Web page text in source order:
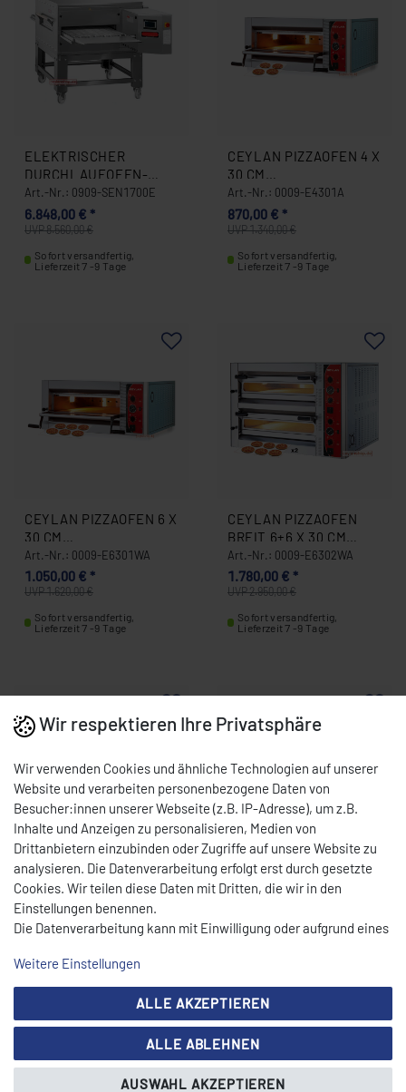
ELEKTRISCHER
DURCHLAUFOFEN-
PIZZAOFEN (VERKAUF
NUR IN NRW, UMKREIS
ESSEN 100 KM) 0909-
Art.-Nr.: 0909-SEN1700E
UVP 8.560,00 €
6.848,00 € *
Sofort versandfertig,
Lieferzeit 7 -9 Tage
CEYLAN PIZZAOFEN 4 X
30 CM
ANALOG/ELEKTRO
0009-E4301A
Art.-Nr.: 0009-E4301A
UVP 1.340,00 €
870,00 € *
Sofort versandfertig,
Lieferzeit 7 -9 Tage
CEYLAN PIZZAOFEN 6 X
30 CM
ANALOG/ELEKTRO
(ANGEBOT) 0009-
E6301WA
Art.-Nr.: 0009-E6301WA
UVP 1.620,00 €
1.050,00 € *
Sofort versandfertig,
Lieferzeit 7 -9 Tage
CEYLAN PIZZAOFEN
BREIT 6+6 X 30 CM
ANALOG / ELEKRISCH
(ANGEBOT) 0009-
E6302WA
Art.-Nr.: 0009-E6302WA
UVP 2.950,00 €
1.780,00 € *
Sofort versandfertig,
Lieferzeit 7 -9 Tage
CEYLAN PIZZAOFEN
6+6 X 35 CM BREIT
ANALOG / ELEKTRO
0009-E6352WA
Art.-Nr.: 0009-E6352WA
2.190,00 € *
Lieferzeit 7 -9 Tage
CEYLAN GAS
PIZZAOFEN 4+4X 35CM
1.800,00 € *
Lieferzeit 7 -9 Tage
Wir respektieren Ihre Privatsphäre
Wir verwenden Cookies und ähnliche Technologien auf unserer
Website und verarbeiten personenbezogene Daten von
Besucher:innen unserer Webseite (z.B. IP-Adresse), um z.B.
Inhalte und Anzeigen zu personalisieren, Medien von
Drittanbietern einzubinden oder Zugriffe auf unsere Website zu
analysieren. Die Datenverarbeitung erfolgt erst durch gesetzte
Cookies. Wir teilen diese Daten mit Dritten, die wir in den
Einstellungen benennen.
Die Datenverarbeitung kann mit Einwilligung oder aufgrund eines
oder abgelehnt werden. Es besteht das Recht, nicht einzuwilligen
und die Einwilligung zu einem späteren Zeitpunkt zu ändern oder
zu widerrufen. Beachten Sie unserImpressum
Hinweise zur Verwendung personenbezogener Daten in unserer
Weitere Einstellungen
ALLE AKZEPTIEREN
ALLE ABLEHNEN
AUSWAHL AKZEPTIEREN